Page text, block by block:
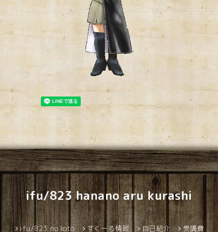
ifu/823 hanano aru kurashi
ifu/823 no koto すくーる情報 自己紹介 受講費